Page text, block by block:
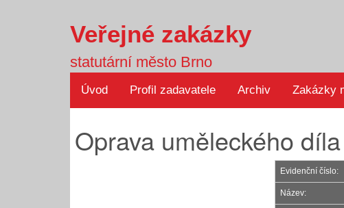
Veřejné zakázky
statutární město Brno
Úvod Profil zadavatele Archiv Zakázky
Oprava uměleckého
Evidenční číslo:
Název: